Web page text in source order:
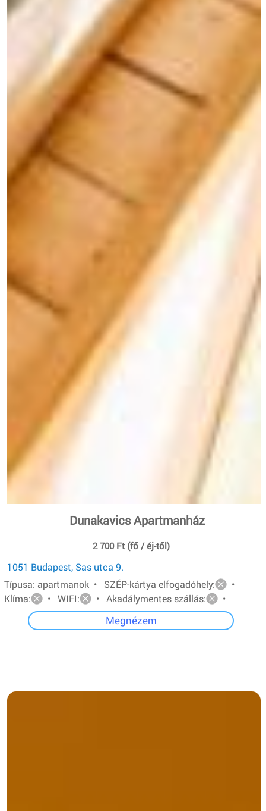
Dunakavics Apartmanház
2 700 Ft (fő / éj-től)
1051 Budapest, Sas utca 9.
Típusa: apartmanok • SZÉP-kártya elfogadóhely:
•
Klíma:
• WIFI: • Akadálymentes szállás: •
Megnézem